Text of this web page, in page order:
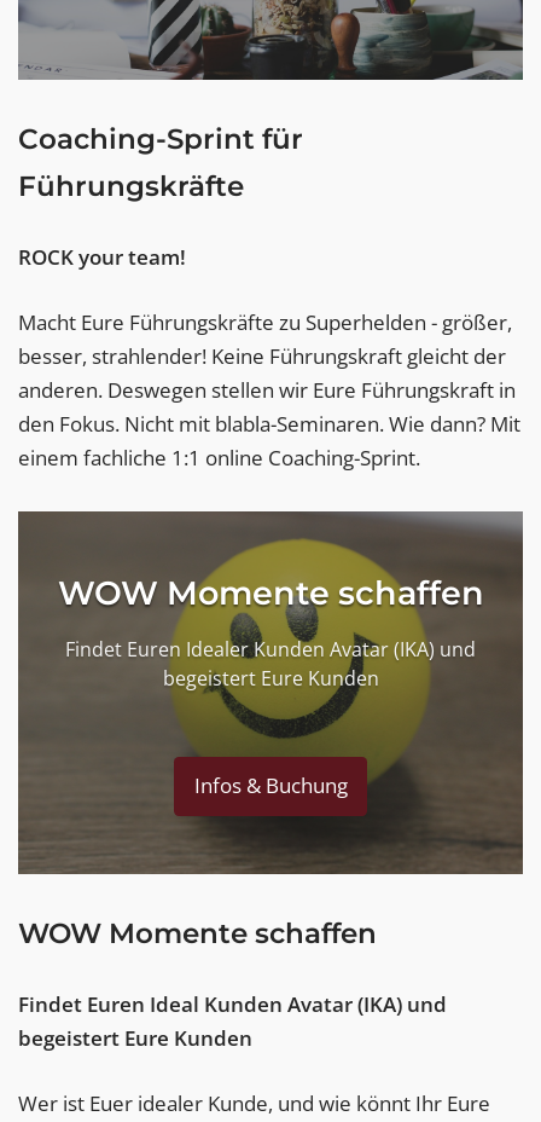
Coaching-Sprint für
Führungskräfte
ROCK your team!
Macht Eure Führungskräfte zu Superhelden - größer,
besser, strahlender! Keine Führungskraft gleicht der
anderen. Deswegen stellen wir Eure Führungskraft in
den Fokus. Nicht mit blabla-Seminaren. Wie dann? Mit
einem fachliche 1:1 online Coaching-Sprint.
WOW Momente schaffen
Findet Euren Idealer Kunden Avatar (IKA) und
begeistert Eure Kunden
Infos & Buchung
WOW Momente schaffen
Findet Euren Ideal Kunden Avatar (IKA) und
begeistert Eure Kunden
Wer ist Euer idealer Kunde, und wie könnt Ihr Eure